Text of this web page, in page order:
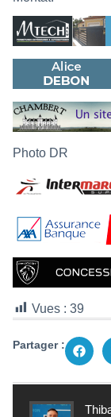
Photo DR
Vues : 39
Partager :